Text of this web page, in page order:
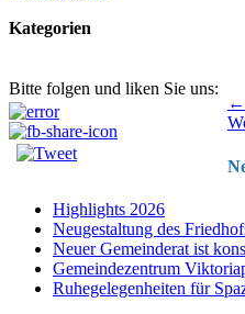
Kategorien
Bitte folgen und liken Sie uns:
Beitragsnavigation ←
Highlights 2026
Neugestaltung des
Neuer Gemeinderat ist
Gemeindezentrum
Ruhegelegenheiten für